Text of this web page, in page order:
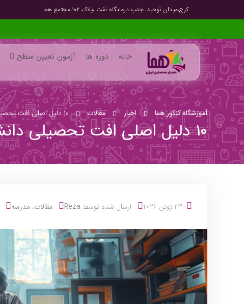
کرج،میدان توحید ،جنب درمانگاه نفت ،پلاک ۱۰۲،مجتمع هما
خانه دوره ها آزمون تعیین سطح
آموزشگاه کنکور هما اخبار مقالات ۱۰ دلیل اصلی افت تحصیلی دانش‌آموزان + راهکار عملی برای والدین
۱۰ دلیل اصلی افت تحصیلی دانش‌آموزان + راهکار عملی برای والدین
23 ژوئن 2026 ارسال شده توسط Reza مقالات، مدرسه